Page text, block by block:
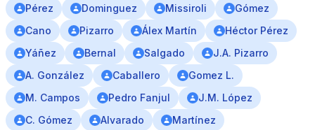
Pérez
Dominguez Missiroli
Gómez
Cano
Pizarro Álex Martín
Héctor Pérez
Yáñez
Bernal Salgado
J.A. Pizarro
A. González
Caballero
Gomez L.
M. Campos
Pedro Fanjul
J.M. López
C. Gómez
Alvarado Martínez